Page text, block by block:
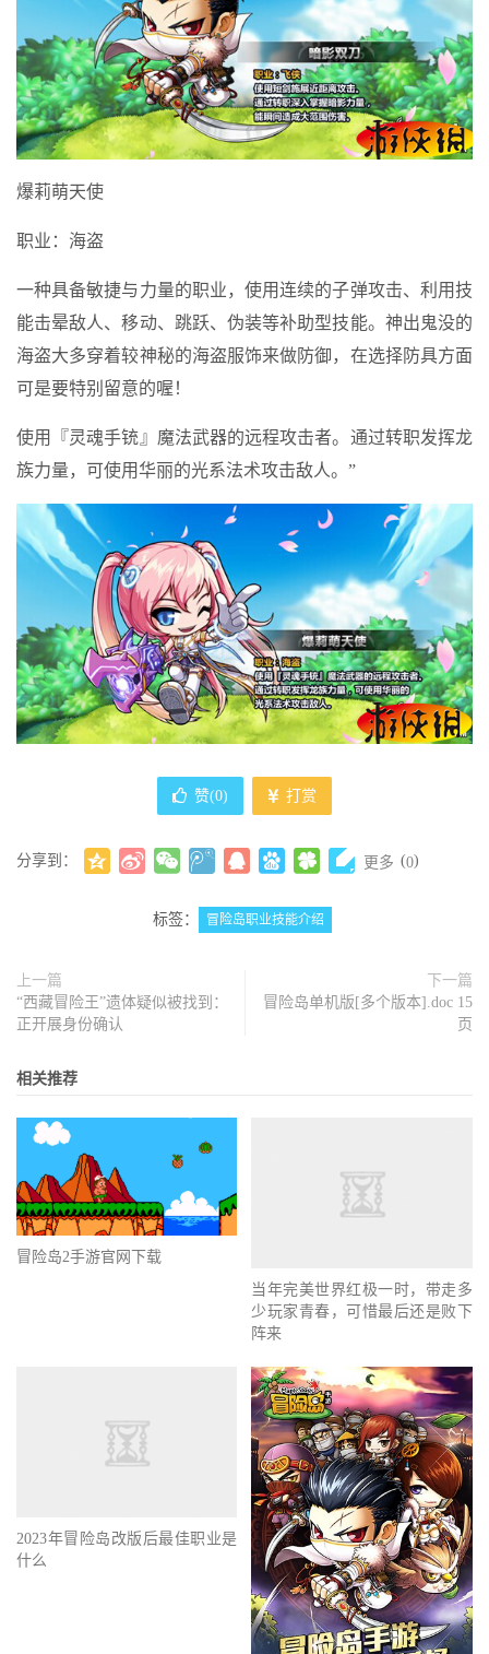
爆莉萌天使
职业：海盗
一种具备敏捷与力量的职业，使用连续的子弹攻击、利用技
能击晕敌人、移动、跳跃、伪装等补助型技能。神出鬼没的
海盗大多穿着较神秘的海盗服饰来做防御，在选择防具方面
可是要特别留意的喔！
使用『灵魂手铳』魔法武器的远程攻击者。通过转职发挥龙
族力量，可使用华丽的光系法术攻击敌人。”
赞(0) 打赏
分享到： 更多 (0)
标签： 冒险岛职业技能介绍
上一篇
“西藏冒险王”遗体疑似被找到：
正开展身份确认
下一篇
冒险岛单机版[多个版本].doc 15
页
相关推荐
冒险岛2手游官网下载
当年完美世界红极一时，带走多
少玩家青春，可惜最后还是败下
阵来
2023年冒险岛改版后最佳职业是
什么